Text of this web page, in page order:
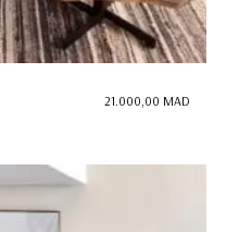
21.000,00 MAD